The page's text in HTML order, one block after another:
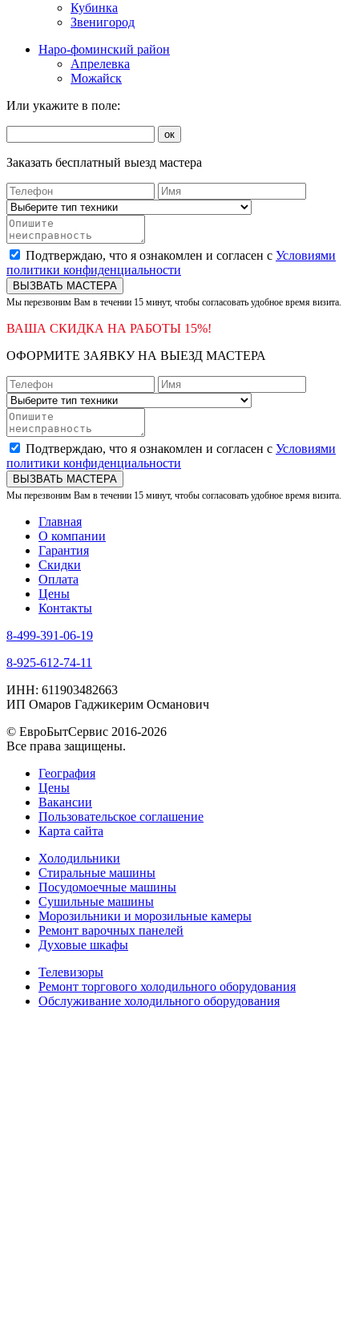
Кубинка
Звенигород
Наро-фоминский район
Апрелевка
Можайск
Или укажите в поле:
ок
Заказать бесплатный выезд мастера
Подтверждаю, что я ознакомлен и согласен с Условиями
политики конфиденциальности
ВЫЗВАТЬ МАСТЕРА
Мы перезвоним Вам в течении 15 минут, чтобы согласовать удобное время визита.
ВАША СКИДКА НА РАБОТЫ 15%!
ОФОРМИТЕ ЗАЯВКУ НА ВЫЕЗД МАСТЕРА
Подтверждаю, что я ознакомлен и согласен с Условиями
политики конфиденциальности
ВЫЗВАТЬ МАСТЕРА
Мы перезвоним Вам в течении 15 минут, чтобы согласовать удобное время визита.
Главная
О компании
Гарантия
Скидки
Оплата
Цены
Контакты
8-499-391-06-19
8-925-612-74-11
ИНН: 611903482663
ИП Омаров Гаджикерим Османович
© ЕвроБытСервис 2016-2026
Все права защищены.
География
Цены
Вакансии
Пользовательское соглашение
Карта сайта
Холодильники
Стиральные машины
Посудомоечные машины
Сушильные машины
Морозильники и морозильные камеры
Ремонт варочных панелей
Духовые шкафы
Телевизоры
Ремонт торгового холодильного оборудования
Обслуживание холодильного оборудования